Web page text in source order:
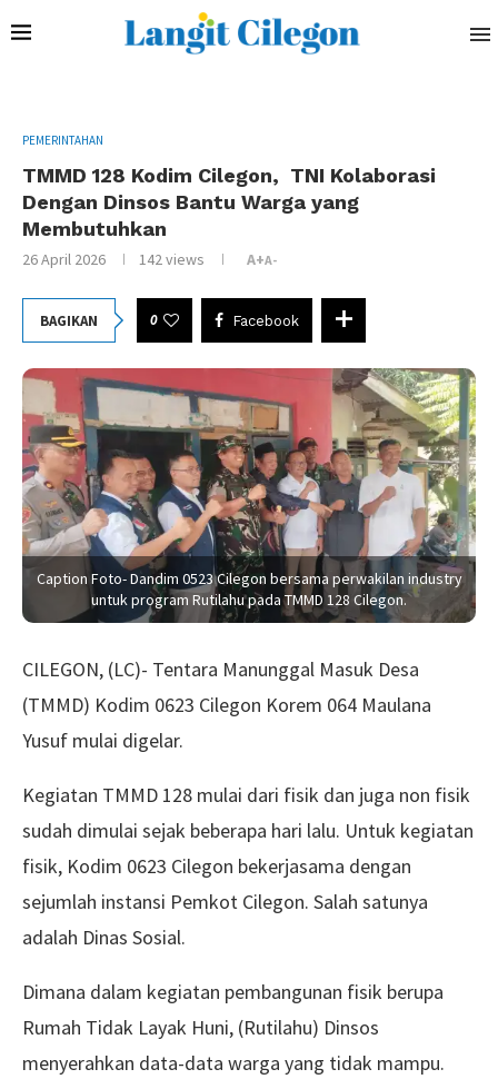
PEMERINTAHAN
TMMD 128 Kodim Cilegon, TNI Kolaborasi
Dengan Dinsos Bantu Warga yang
Membutuhkan
26 April 2026 142views A+A-
BAGIKAN 0 Facebook
Caption Foto- Dandim 0523 Cilegon bersama perwakilan industry
untuk program Rutilahu pada TMMD 128 Cilegon.
CILEGON, (LC)- Tentara Manunggal Masuk Desa
(TMMD) Kodim 0623 Cilegon Korem 064 Maulana
Yusuf mulai digelar.
Kegiatan TMMD 128 mulai dari fisik dan juga non fisik
sudah dimulai sejak beberapa hari lalu. Untuk kegiatan
fisik, Kodim 0623 Cilegon bekerjasama dengan
sejumlah instansi Pemkot Cilegon. Salah satunya
adalah Dinas Sosial.
Dimana dalam kegiatan pembangunan fisik berupa
Rumah Tidak Layak Huni, (Rutilahu) Dinsos
menyerahkan data-data warga yang tidak mampu.